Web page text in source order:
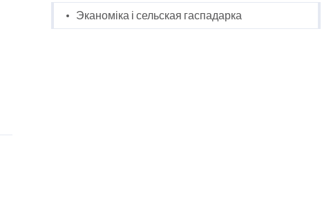
Эканоміка і сельская гаспадарка